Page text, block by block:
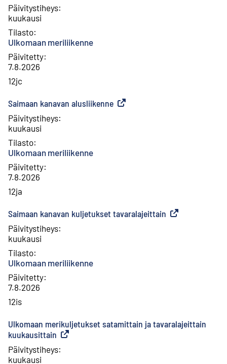
Päivitystiheys:
kuukausi
Tilasto:
Ulkomaan meriliikenne
Päivitetty:
7.8.2026
12jc
Saimaan kanavan alusliikenne Ulkoinen linkki
Päivitystiheys:
kuukausi
Tilasto:
Ulkomaan meriliikenne
Päivitetty:
7.8.2026
12ja
Saimaan kanavan kuljetukset tavaralajeittain Ulkoinen linkki
Päivitystiheys:
kuukausi
Tilasto:
Ulkomaan meriliikenne
Päivitetty:
7.8.2026
12is
Ulkomaan merikuljetukset satamittain ja tavaralajeittain
kuukausittain Ulkoinen linkki
Päivitystiheys:
kuukausi